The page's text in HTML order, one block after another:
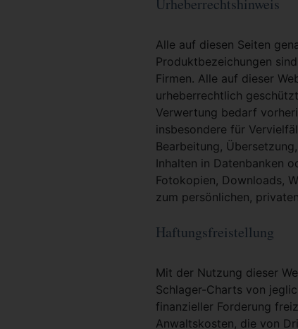
Urheberrechtshinweis
Alle auf diesen Seiten
Produktbezeichungen
Firmen. Alle auf dieser
urheberrechtlich
Verwertung bedarf
insbesondere für
Bearbeitung,
Inhalten in Datenbanken
Fotokopien, Downloads,
zum persönlichen,
Haftungsfreistellung
Mit der Nutzung dieser
Schlager-Charts von
finanzieller Forderung
Anwaltskosten, die von